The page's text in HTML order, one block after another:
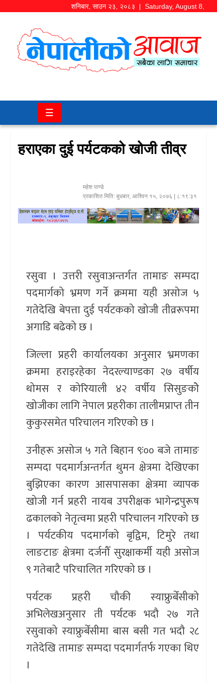
शनिबार, साउन २३, २०८३ | Saturday, August 8,
समाज/
चितवन
मनोरञ्जन
शिक्षा/
प्रवास/
स्वास्थ्य/
रोचक
विचार/
अन्तर्वार्ता
☰
हराएका दुई पर्यटकको खोजी तीव्र
महेश पाण्डे
प्रकाशित मिति: बुधबार, आश्विन १५, २०७६ | ८:१९:३१
रसुवा । उत्तरी रसुवाअन्तर्गत तामाङ सम्पदा
पदमार्गको भ्रमण गर्ने क्रममा यही असोज ५
गतेदेखि बेपत्ता दुई पर्यटकको खोजी तीव्ररूपमा
अगाडि बढेको छ ।
जिल्ला प्रहरी कार्यालयका अनुसार भ्रमणका
क्रममा हराइरहेका नेदरल्याण्डका २७ वर्षीय
थोमस र कोरियाली ४२ वर्षीय सिसुङकोे
खोजीका लागि नेपाल प्रहरीका तालीमप्राप्त तीन
कुकुरसमेत परिचालन गरिएको छ ।
उनीहरू असोज ५ गते बिहान ९ः०० बजे तामाङ
सम्पदा पदमार्गअन्तर्गत थुमन क्षेत्रमा देखिएका
बुझिएका कारण आसपासका क्षेत्रमा व्यापक
खोजी गर्न प्रहरी नायब उपरीक्षक भागेन्द्रपुरूष
ढकालको नेतृत्वमा प्रहरी परिचालन गरिएको छ
। पर्यटकीय पदमार्गको बृद्विम, टिमुरे तथा
लाङटाङ क्षेत्रमा दर्जनौँ सुरक्षाकर्मी यही असोज
९ गतेबाटै परिचालित गरिएको छ ।
पर्यटक प्रहरी चौकी स्याफ्रुबेँसीको
अभिलेखअनुसार ती पर्यटक भदौ २७ गते
रसुवाको स्याफ्रुबेँसीमा बास बसी गत भदौ २८
गतेदेखि तामाङ सम्पदा पदमार्गतर्फ गएका थिए
।